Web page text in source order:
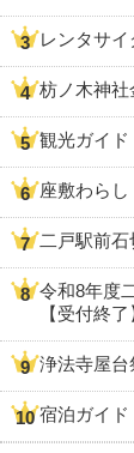
レンタサ
枋ノ木神社
観光ガイド
座敷わらし
二戸駅前
令和8年度
【受付終了
浄法寺屋
宿泊ガイド